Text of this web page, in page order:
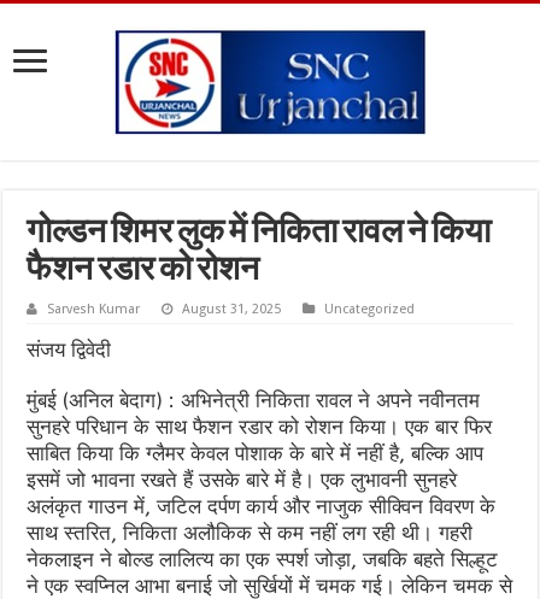
गोल्डन शिमर लुक में निकिता रावल ने किया
फैशन रडार को रोशन
Sarvesh Kumar August 31, 2025 Uncategorized
संजय द्विवेदी
मुंबई (अनिल बेदाग) : अभिनेत्री निकिता रावल ने अपने नवीनतम
सुनहरे परिधान के साथ फैशन रडार को रोशन किया। एक बार फिर
साबित किया कि ग्लैमर केवल पोशाक के बारे में नहीं है, बल्कि आप
इसमें जो भावना रखते हैं उसके बारे में है। एक लुभावनी सुनहरे
अलंकृत गाउन में, जटिल दर्पण कार्य और नाजुक सीक्विन विवरण के
साथ स्तरित, निकिता अलौकिक से कम नहीं लग रही थी। गहरी
नेकलाइन ने बोल्ड लालित्य का एक स्पर्श जोड़ा, जबकि बहते सिल्हूट
ने एक स्वप्निल आभा बनाई जो सुर्खियों में चमक गई। लेकिन चमक से